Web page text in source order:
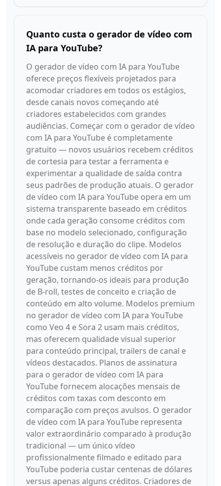
Quanto custa o gerador de vídeo com
IA para YouTube?
O gerador de vídeo com IA para YouTube
oferece preços flexíveis projetados para
acomodar criadores em todos os estágios,
desde canais novos começando até
criadores estabelecidos com grandes
audiências. Começar com o gerador de vídeo
com IA para YouTube é completamente
gratuito — novos usuários recebem créditos
de cortesia para testar a ferramenta e
experimentar a qualidade de saída contra
seus padrões de produção atuais. O gerador
de vídeo com IA para YouTube opera em um
sistema transparente baseado em créditos
onde cada geração consome créditos com
base no modelo selecionado, configuração
de resolução e duração do clipe. Modelos
acessíveis no gerador de vídeo com IA para
YouTube custam menos créditos por
geração, tornando-os ideais para produção
de B-roll, testes de conceito e criação de
conteúdo em alto volume. Modelos premium
no gerador de vídeo com IA para YouTube
como Veo 4 e Sora 2 usam mais créditos,
mas oferecem qualidade visual superior
para conteúdo principal, trailers de canal e
vídeos destacados. Planos de assinatura
para o gerador de vídeo com IA para
YouTube fornecem alocações mensais de
créditos com taxas com desconto em
comparação com preços avulsos. O gerador
de vídeo com IA para YouTube representa
valor extraordinário comparado à produção
tradicional — um único vídeo
profissionalmente filmado e editado para
YouTube poderia custar centenas de dólares
versus apenas alguns créditos. Criadores de